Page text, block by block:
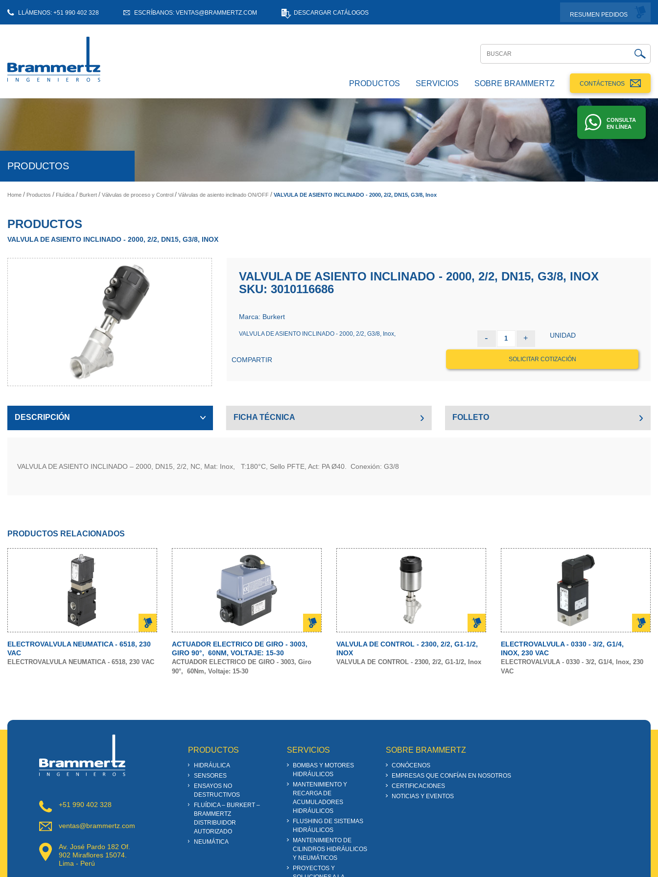
LLÁMENOS: +51 990 402 328 ESCRÍBANOS: VENTAS@BRAMMERTZ.COM DESCARGAR CATÁLOGOS RESUMEN PEDIDOS
PRODUCTOS SERVICIOS SOBRE BRAMMERTZ CONTÁCTENOS
CONSULTA
EN LÍNEA
PRODUCTOS
Home Productos Fluídica Burkert Válvulas de proceso y Control Válvulas de asiento inclinado ON/OFF VALVULA DE ASIENTO INCLINADO - 2000, 2/2, DN15, G3/8, Inox
PRODUCTOS
VALVULA DE ASIENTO INCLINADO - 2000, 2/2, DN15, G3/8, INOX
VALVULA DE ASIENTO INCLINADO - 2000, 2/2, DN15, G3/8, INOX
SKU: 3010116686
Marca: Burkert
VALVULA DE ASIENTO INCLINADO - 2000, 2/2, G3/8, Inox, - 1 + UNIDAD
COMPARTIR SOLICITAR COTIZACIÓN
DESCRIPCIÓN
VALVULA DE ASIENTO INCLINADO – 2000, DN15, 2/2, NC, Mat: Inox, T:180°C, Sello PFTE, Act: PA Ø40. Conexión: G3/8
FICHA TÉCNICA FOLLETO
PRODUCTOS RELACIONADOS
ELECTROVALVULA NEUMATICA - 6518, 230
VAC
ELECTROVALVULA NEUMATICA - 6518, 230 VAC
ACTUADOR ELECTRICO DE GIRO - 3003,
GIRO 90°, 60NM, VOLTAJE: 15-30
ACTUADOR ELECTRICO DE GIRO - 3003, Giro
90°, 60Nm, Voltaje: 15-30
VALVULA DE CONTROL - 2300, 2/2, G1-1/2,
INOX
VALVULA DE CONTROL - 2300, 2/2, G1-1/2, Inox
ELECTROVALVULA - 0330 - 3/2, G1/4,
INOX, 230 VAC
ELECTROVALVULA - 0330 - 3/2, G1/4, Inox, 230
VAC
+51 990 402 328
ventas@brammertz.com
Av. José Pardo 182 Of.
902 Miraflores 15074.
Lima - Perú
PRODUCTOS
HIDRÁULICA
SENSORES
ENSAYOS NO
DESTRUCTIVOS
FLUÍDICA – BURKERT –
BRAMMERTZ
DISTRIBUIDOR
AUTORIZADO
NEUMÁTICA
SERVICIOS
BOMBAS Y MOTORES
HIDRÁULICOS
MANTENIMIENTO Y
RECARGA DE
ACUMULADORES
HIDRÁULICOS
FLUSHING DE SISTEMAS
HIDRÁULICOS
MANTENIMIENTO DE
CILINDROS HIDRÁULICOS
Y NEUMÁTICOS
PROYECTOS Y
SOBRE BRAMMERTZ
CONÓCENOS
EMPRESAS QUE CONFÍAN EN NOSOTROS
CERTIFICACIONES
NOTICIAS Y EVENTOS